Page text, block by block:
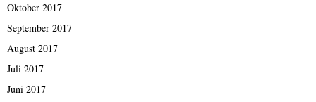
Oktober 2017
September 2017
August 2017
Juli 2017
Juni 2017